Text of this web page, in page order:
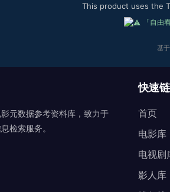
This product uses the
「自由
基
元数据参考资料库，致力于
检索服务。
快速
首页
电影库
电视剧
影人库